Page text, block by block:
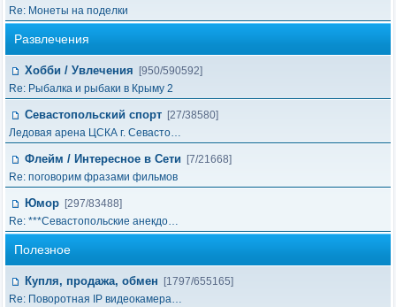
Re: Монеты на поделки
Развлечения
Хобби / Увлечения
[950/590592]
Re: Рыбалка и рыбаки в Крыму 2
Севастопольский спорт [27/38580]
Ледовая арена ЦСКА г. Севасто…
Флейм / Интересное в Cети
[7/21668]
Re: поговорим фразами фильмов
Юмор [297/83488]
Re: ***Севастопольские анекдо…
Полезное
Купля, продажа, обмен
[1797/655165]
Re: Поворотная IP видеокамера…